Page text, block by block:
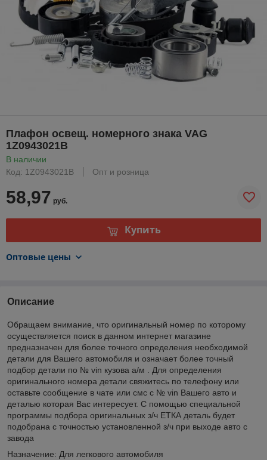
Плафон освещ. номерного знака VAG
1Z0943021B
В наличии
Код: 1Z0943021B
Опт и розница
58,97 руб.
Купить
Оптовые цены
Описание
Обращаем внимание, что оригинальный номер по которому
осуществляется поиск в данном интернет магазине
предназначен для более точного определения необходимой
детали для Вашего автомобиля и означает более точный
подбор детали по № vin кузова а/м . Для определения
оригинального номера детали свяжитесь по телефону или
оставьте сообщение в чате или смс с № vin Вашего авто и
деталью которая Вас интересует. С помощью специальной
программы подбора оригинальных з/ч ЕТКА деталь будет
подобрана с точностью установленной з/ч при выходе авто с
завода
Назначение: Для легкового автомобиля